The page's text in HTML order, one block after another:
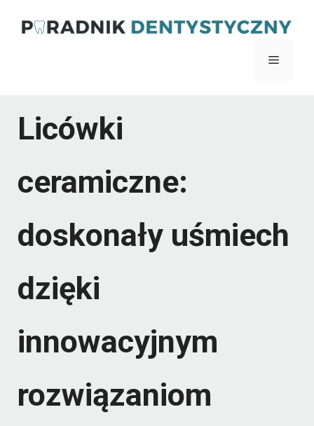
Menu
Licówki
ceramiczne:
doskonały uśmiech
dzięki
innowacyjnym
rozwiązaniom